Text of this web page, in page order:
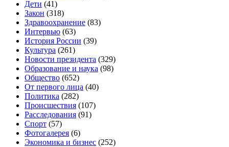
Дети (41)
Закон (318)
Здравоохранение (83)
Интервью (63)
История России (39)
Культура (261)
Новости президента (329)
Образование и наука (98)
Общество (652)
От первого лица (40)
Политика (282)
Происшествия (107)
Расследования (91)
Спорт (57)
Фотогалерея (6)
Экономика и бизнес (252)